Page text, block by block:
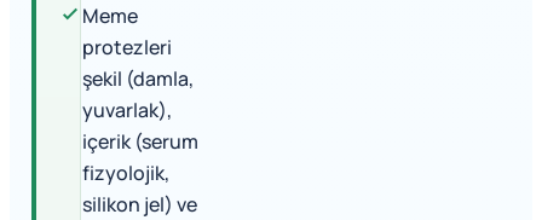
Meme
protezleri
şekil (damla,
yuvarlak),
içerik (serum
fizyolojik,
silikon jel) ve